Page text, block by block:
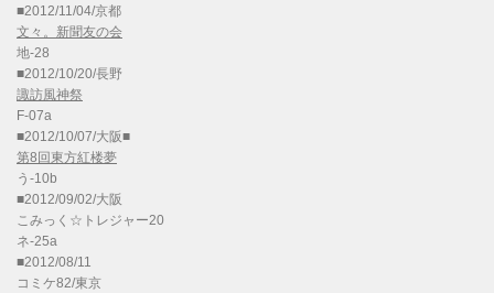
■2012/11/04/京都
文々。新聞友の会
地-28
■2012/10/20/長野
諏訪風神祭
F-07a
■2012/10/07/大阪■
第8回東方紅楼夢
う-10b
■2012/09/02/大阪
こみっく☆トレジャー20
ネ-25a
■2012/08/11
コミケ82/東京